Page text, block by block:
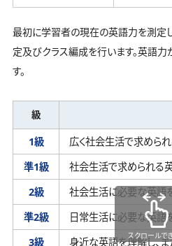
最初に学習者の現在の英語力を測定
定及びクラス編成を行います。英語
す。
級
1級 広く社会生活で求めら
準1級
社会生活で求められる
2級
社会生活に必要な英語
準2級
日常生活に必要な英語
3級
身近な英語を理解し、ま
スクロールで